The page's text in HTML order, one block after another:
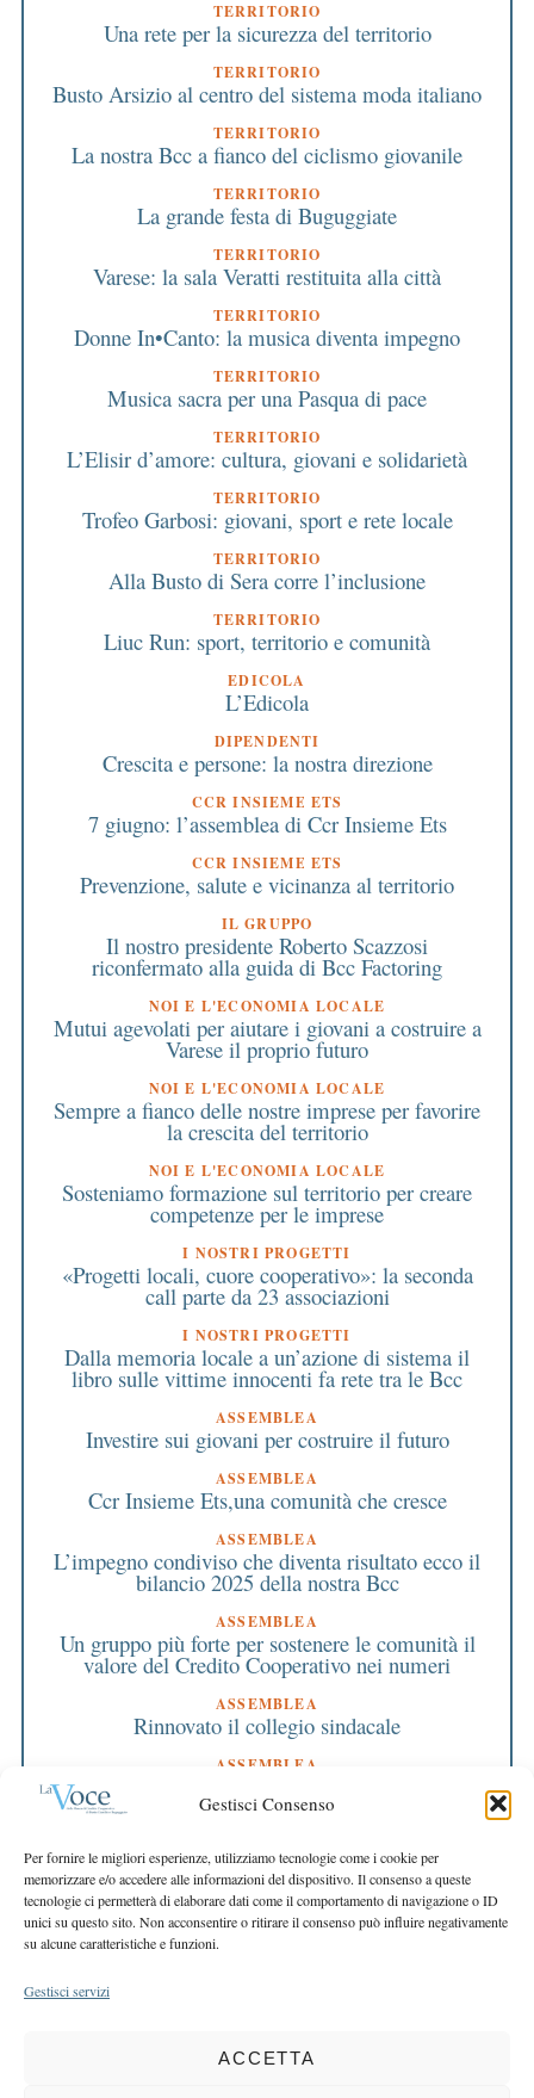
Gestisci Consenso
Per fornire le migliori esperienze, utilizziamo tecnologie come i cookie per
memorizzare e/o accedere alle informazioni del dispositivo. Il consenso a queste
tecnologie ci permetterà di elaborare dati come il comportamento di navigazione o ID
unici su questo sito. Non acconsentire o ritirare il consenso può influire negativamente
su alcune caratteristiche e funzioni.
Gestisci servizi
ACCETTA
TERRITORIO
Una rete per la sicurezza del territorio
TERRITORIO
Busto Arsizio al centro del sistema moda italiano
TERRITORIO
La nostra Bcc a fianco del ciclismo giovanile
TERRITORIO
La grande festa di Buguggiate
TERRITORIO
Varese: la sala Veratti restituita alla città
TERRITORIO
Donne In•Canto: la musica diventa impegno
TERRITORIO
Musica sacra per una Pasqua di pace
TERRITORIO
L’Elisir d’amore: cultura, giovani e solidarietà
TERRITORIO
Trofeo Garbosi: giovani, sport e rete locale
TERRITORIO
Alla Busto di Sera corre l’inclusione
TERRITORIO
Liuc Run: sport, territorio e comunità
EDICOLA
L’Edicola
DIPENDENTI
Crescita e persone: la nostra direzione
CCR INSIEME ETS
7 giugno: l’assemblea di Ccr Insieme Ets
CCR INSIEME ETS
Prevenzione, salute e vicinanza al territorio
IL GRUPPO
Il nostro presidente Roberto Scazzosi
riconfermato alla guida di Bcc Factoring
NOI E L'ECONOMIA LOCALE
Mutui agevolati per aiutare i giovani a costruire a
Varese il proprio futuro
NOI E L'ECONOMIA LOCALE
Sempre a fianco delle nostre imprese per favorire
la crescita del territorio
NOI E L'ECONOMIA LOCALE
Sosteniamo formazione sul territorio per creare
competenze per le imprese
I NOSTRI PROGETTI
«Progetti locali, cuore cooperativo»: la seconda
call parte da 23 associazioni
I NOSTRI PROGETTI
Dalla memoria locale a un’azione di sistema il
libro sulle vittime innocenti fa rete tra le Bcc
ASSEMBLEA
Investire sui giovani per costruire il futuro
ASSEMBLEA
Ccr Insieme Ets,una comunità che cresce
ASSEMBLEA
L’impegno condiviso che diventa risultato ecco il
bilancio 2025 della nostra Bcc
ASSEMBLEA
Un gruppo più forte per sostenere le comunità il
valore del Credito Cooperativo nei numeri
ASSEMBLEA
Rinnovato il collegio sindacale
ASSEMBLEA
Bilancio approvato all’unanimità e 2 milioni
destinati al territorio
EDITORIALE DIRETTORE
Crescere restando riconoscibili
EDITORIALE PRESIDENTE
Costruire futuro insieme
COPYRIGHT 2025 LA VOCE |PRIVACY